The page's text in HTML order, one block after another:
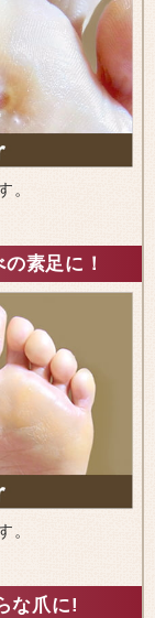
。
素足に！
。
な爪に!